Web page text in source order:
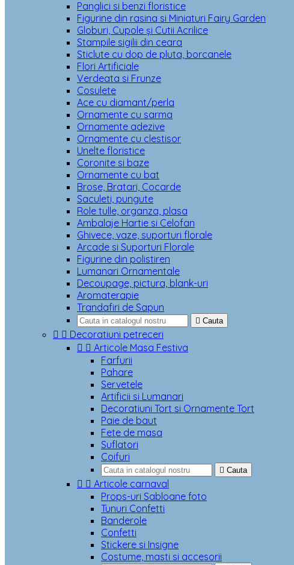
Panglici si benzi floristice
Figurine din rasina si Miniaturi Fairy Garden
Globuri, Cupole și Cutii Acrilice
Stampile sigilii din ceara
Sticlute cu dop de pluta, borcanele
Flori Artificiale
Verdeata si Frunze
Cosulete
Ace cu diamant/perla
Ornamente cu sarma
Ornamente adezive
Ornamente cu clestisor
Unelte floristice
Coronite si baze
Ornamente cu bat
Brose, Bratari, Cocarde
Saculeti, pungute
Role tulle, organza, plasa
Ambalaje Hartie si Celofan
Ghivece, vaze, suporturi florale
Arcade si Suporturi Florale
Figurine din polistiren
Lumanari Ornamentale
Decoupage, pictura, blank-uri
Aromaterapie
Trandafiri de Sapun
 Cauta
  Decoratiuni petreceri
  Articole Masa Festiva
Farfurii
Pahare
Servetele
Artificii si Lumanari
Decoratiuni Tort si Ornamente Tort
Paie de baut
Fete de masa
Suflatori
Coifuri
 Cauta
  Articole carnaval
Props-uri Sabloane foto
Tunuri Confetti
Banderole
Confetti
Stickere si Insigne
Costume, masti si accesorii